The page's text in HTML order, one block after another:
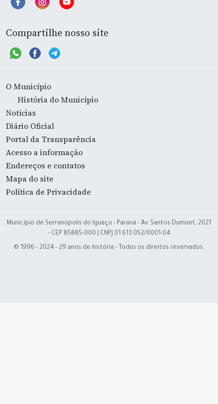
Compartilhe nosso site
O Município
História do Município
Notícias
Diário Oficial
Portal da Transparência
Acesso a informação
Endereços e contatos
Mapa do site
Política de Privacidade
Município de Serranópolis do Iguaçu - Paraná - Av. Santos Dumont, 2021
- CEP 85885-000 | CNPJ 01.613.052/0001-04
© 1996 - 2024 - 29 anos de história - Todos os direitos reservados.